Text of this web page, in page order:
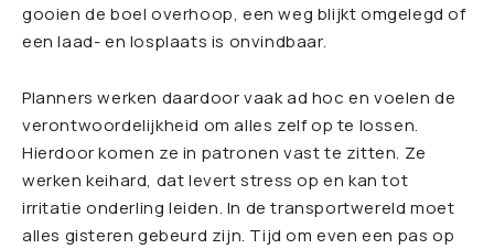
gooien de boel overhoop, een weg blijkt omgelegd of
een laad- en losplaats is onvindbaar.
Planners werken daardoor vaak ad hoc en voelen de
verontwoordelijkheid om alles zelf op te lossen.
Hierdoor komen ze in patronen vast te zitten. Ze
werken keihard, dat levert stress op en kan tot
irritatie onderling leiden. In de transportwereld moet
alles gisteren gebeurd zijn. Tijd om even een pas op